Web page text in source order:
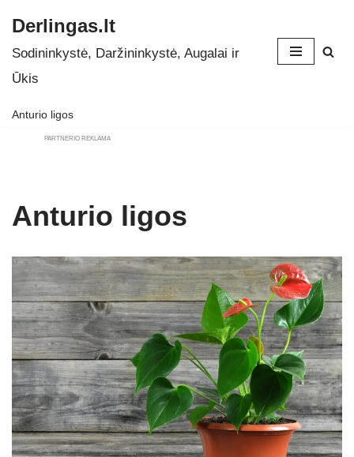
Skip
to
Derlingas.lt
Sodininkystė, Daržininkystė, Augalai ir
Ūkis
Anturio ligos
PARTNERIO REKLAMA
Anturio ligos